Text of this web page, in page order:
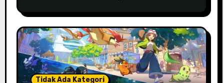
Tidak Ada Kategori